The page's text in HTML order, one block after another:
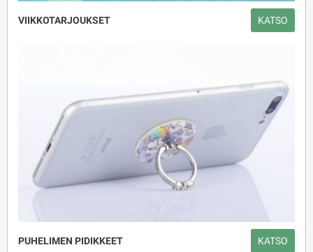
VIIKKOTARJOUKSET KATSO
PUHELIMEN PIDIKKEET KATSO